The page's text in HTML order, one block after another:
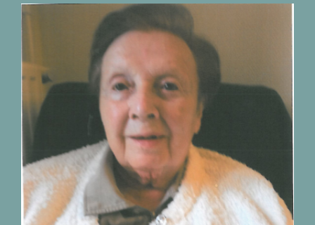
Décès de Madame Marie
Thérèse Timmermans
14.07.1934 – 18.07.2026
nécrologies